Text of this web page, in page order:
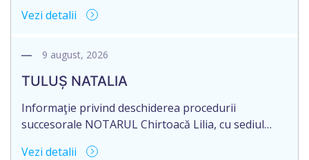
11.02.1935, IDNP 2001009326568, decedat/ă la
prevederilor legale, pentru moștenirile deschise
acceptarea sau renunțarea la moștenire este de 12
luni din data decesului (data deschiderii moștenirii).
Eliberarea certificatului […]
Vezi detalii
9 august, 2026
TULUȘ NATALIA
Informaţie privind deschiderea procedurii
succesorale NOTARUL Chirtoacă Lilia, cu sediul
Vezi detalii